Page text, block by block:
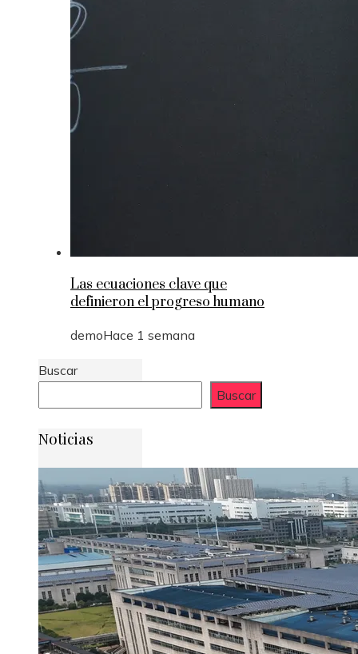
Las ecuaciones clave que
definieron el progreso humano
demoHace 1 semana
Buscar
Buscar
Noticias